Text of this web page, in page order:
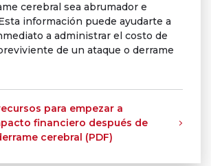
cerebral sea abrumador e
información puede ayudarte a
a administrar el costo de
de un ataque o derrame
para empezar a
financiero después de
cerebral (PDF)